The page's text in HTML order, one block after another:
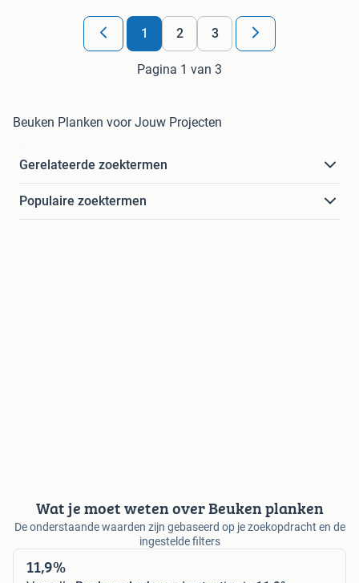
1 2 3
Pagina 1 van 3
Beuken Planken voor Jouw Projecten
Gerelateerde zoektermen
Populaire zoektermen
Wat je moet weten over Beuken planken
De onderstaande waarden zijn gebaseerd op je zoekopdracht en de
ingestelde filters
11,9%